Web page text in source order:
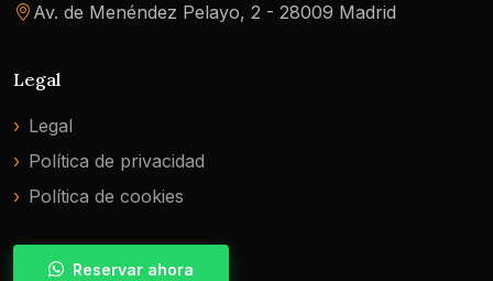
Av. de Menéndez Pelayo, 2 - 28009 Madrid
Legal
Legal
Política de privacidad
Política de cookies
Reservar ahora